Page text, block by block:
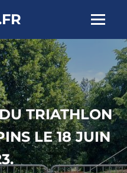
Menu
TRIATHLON
LE 18 JUIN